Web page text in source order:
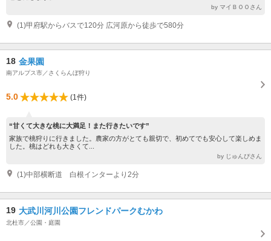
by マイＢＯＯさん
(1)甲府駅からバスで120分 広河原から徒歩で580分
18 金果園
南アルプス市／さくらんぼ狩り
5.0 (1件)
“甘くて大きな桃に大満足！また行きたいです”
家族で桃狩りに行きました。農家の方がとても親切で、初めてでも安心して楽しめま
した。桃はどれも大きくて...
by じゅんぴさん
(1)中部横断道 白根インターより2分
19 大武川河川公園フレンドパークむかわ
北杜市／公園・庭園